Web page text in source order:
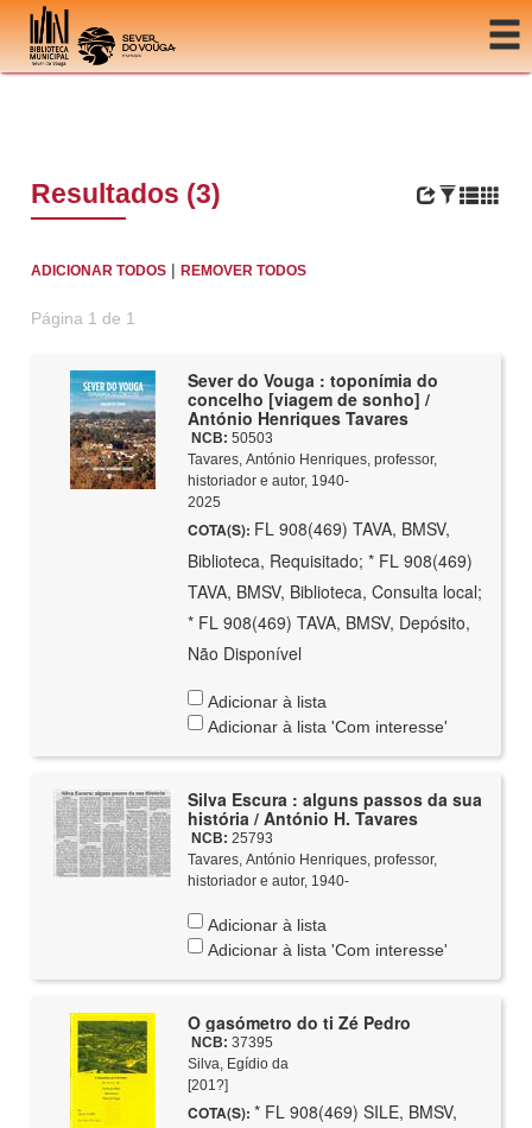
Ir para o conteúdo
Resultados (3)
ADICIONAR TODOS |REMOVER TODOS
Página 1 de 1
Sever do Vouga : toponímia do
concelho [viagem de sonho] /
António Henriques Tavares
NCB: 50503
Tavares, António Henriques, professor,
historiador e autor, 1940-
2025
COTA(S): FL 908(469) TAVA, BMSV,
Biblioteca, Requisitado; * FL 908(469)
TAVA, BMSV, Biblioteca, Consulta local;
* FL 908(469) TAVA, BMSV, Depósito,
Não Disponível
Adicionar à lista
Adicionar à lista 'Com interesse'
Silva Escura : alguns passos da sua
história / António H. Tavares
NCB: 25793
Tavares, António Henriques, professor,
historiador e autor, 1940-
Adicionar à lista
Adicionar à lista 'Com interesse'
O gasómetro do ti Zé Pedro
NCB: 37395
Silva, Egídio da
[201?]
COTA(S): * FL 908(469) SILE, BMSV,